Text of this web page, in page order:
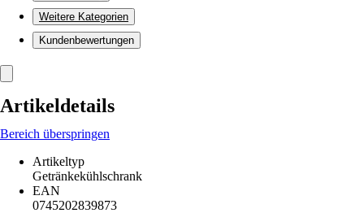
Weitere Kategorien
Kundenbewertungen
Artikeldetails
Bereich überspringen
Artikeltyp
Getränkekühlschrank
EAN
0745202839873